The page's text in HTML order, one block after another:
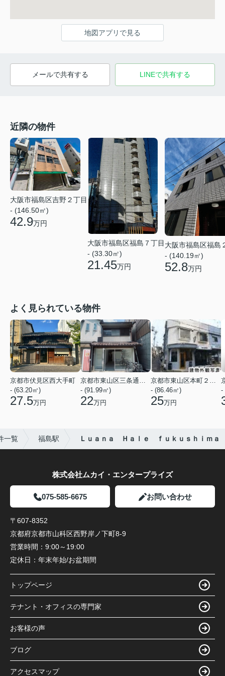
地図アプリで見る
メールで共有する LINEで共有する
近隣の物件
大阪市福島区吉野２丁目
- (146.50㎡)
42.9万円
大阪市福島区福島７丁目
- (33.30㎡)
21.45万円
大阪市福島区福島
- (140.19㎡)
52.8万円
よく見られている物件
京都市伏見区西大手町
- (63.20㎡)
27.5万円
京都市東山区三条通北裏白川筋西入２丁目東姉小路町
- (91.99㎡)
22万円
京都市東山区本町２２丁目
- (86.46㎡)
25万円
-
一覧 福島駅 Ｌｕａｎａ Ｈａｌｅ ｆｕｋｕｓｈｉｍａ
株式会社ムカイ・エンタープライズ
075-585-6675 お問い合わせ
〒607-8352
京都府京都市山科区西野岸ノ下町8-9
営業時間： 9:00～19:00
定休日： 年末年始/お盆期間
トップページ
テナント・オフィスの専門家
お客様の声
ブログ
アクセスマップ